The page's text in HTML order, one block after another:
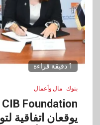
1 دقيقة قراءة
بنوك مال وأعمال